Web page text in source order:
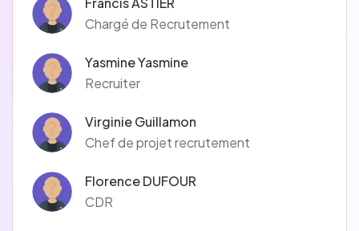
Chargé de Recrutement
Yasmine Yasmine
Recruiter
Virginie Guillamon
Chef de projet recrutement
Florence DUFOUR
CDR